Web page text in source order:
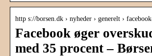
http s://borsen.dk › nyheder › generelt ›
Facebook øger
med 35 procent –